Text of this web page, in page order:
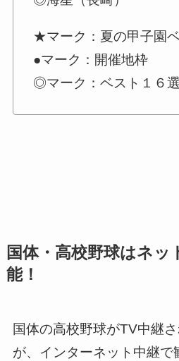
★マーク：夏の甲子園
●マーク：開催地枠
◎マーク：ベスト１６
国体・高校野球はネッ
能！
国体の高校野球がTV中継
が、インターネット中継で